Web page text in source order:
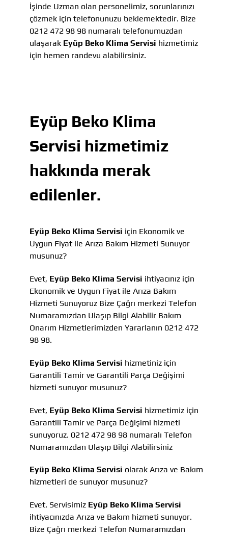
İşinde Uzman olan personelimiz, sorunlarınızı
çözmek için telefonunuzu beklemektedir. Bize
0212 472 98 98 numaralı telefonumuzdan
ulaşarak Eyüp Beko Klima Servisi hizmetimiz
için hemen randevu alabilirsiniz.
Eyüp Beko Klima
Servisi hizmetimiz
hakkında merak
edilenler.
Eyüp Beko Klima Servisi için Ekonomik ve
Uygun Fiyat ile Arıza Bakım Hizmeti Sunuyor
musunuz?
Evet, Eyüp Beko Klima Servisi ihtiyacınız için
Ekonomik ve Uygun Fiyat ile Arıza Bakım
Hizmeti Sunuyoruz Bize Çağrı merkezi Telefon
Numaramızdan Ulaşıp Bilgi Alabilir Bakım
Onarım Hizmetlerimizden Yararlanın 0212 472
98 98.
Eyüp Beko Klima Servisi hizmetiniz için
Garantili Tamir ve Garantili Parça Değişimi
hizmeti sunuyor musunuz?
Evet, Eyüp Beko Klima Servisi hizmetimiz için
Garantili Tamir ve Parça Değişimi hizmeti
sunuyoruz. 0212 472 98 98 numaralı Telefon
Numaramızdan Ulaşıp Bilgi Alabilirsiniz
Eyüp Beko Klima Servisi olarak Arıza ve Bakım
hizmetleri de sunuyor musunuz?
Evet. Servisimiz Eyüp Beko Klima Servisi
ihtiyacınızda Arıza ve Bakım hizmeti sunuyor.
Bize Çağrı merkezi Telefon Numaramızdan